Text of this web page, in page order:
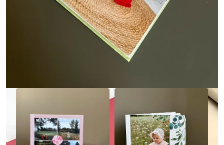
• Загрузка фото и текста
• Декор в стиле
акварельных красок
• Выбор цвета фона
• Загрузка фото и текста
Заказать